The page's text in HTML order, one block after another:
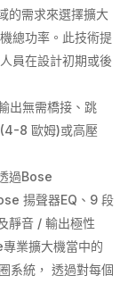
的需求來選擇擴大
總功率。此技術提
員在設計初期或後
出無需橋接、跳
8 歐姆)或高壓
過Bose
揚聲器EQ、9 段
靜音 / 輸出極性
業擴大機當中的
系統， 透過對每個